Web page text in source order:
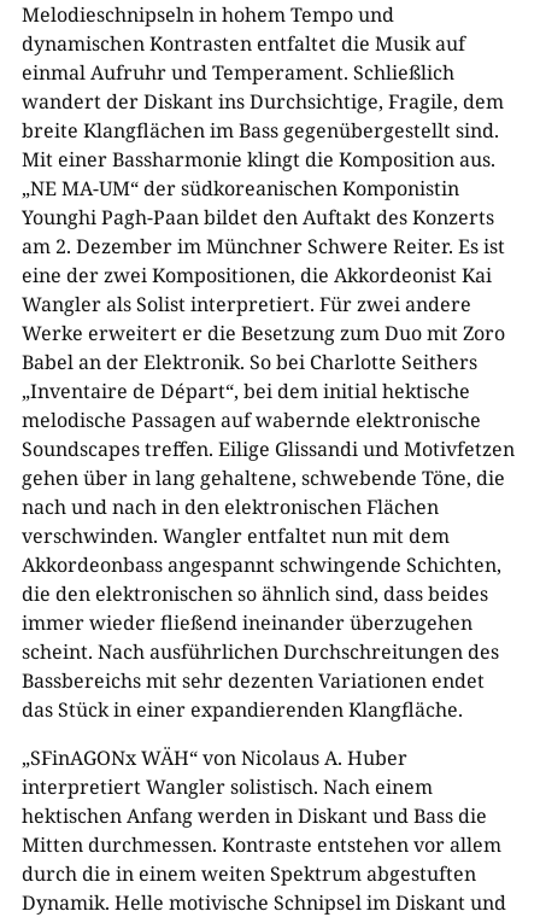
Melodieschnipseln in hohem Tempo und
dynamischen Kontrasten entfaltet die Musik auf
einmal Aufruhr und Temperament. Schließlich
wandert der Diskant ins Durchsichtige, Fragile, dem
breite Klangflächen im Bass gegenübergestellt sind.
Mit einer Bassharmonie klingt die Komposition aus.
„NE MA-UM“ der südkoreanischen Komponistin
Younghi Pagh-Paan bildet den Auftakt des Konzerts
am 2. Dezember im Münchner Schwere Reiter. Es ist
eine der zwei Kompositionen, die Akkordeonist Kai
Wangler als Solist interpretiert. Für zwei andere
Werke erweitert er die Besetzung zum Duo mit Zoro
Babel an der Elektronik. So bei Charlotte Seithers
„Inventaire de Départ“, bei dem initial hektische
melodische Passagen auf wabernde elektronische
Soundscapes treffen. Eilige Glissandi und Motivfetzen
gehen über in lang gehaltene, schwebende Töne, die
nach und nach in den elektronischen Flächen
verschwinden. Wangler entfaltet nun mit dem
Akkordeonbass angespannt schwingende Schichten,
die den elektronischen so ähnlich sind, dass beides
immer wieder fließend ineinander überzugehen
scheint. Nach ausführlichen Durchschreitungen des
Bassbereichs mit sehr dezenten Variationen endet
das Stück in einer expandierenden Klangfläche.
„SFinAGONx WÄH“ von Nicolaus A. Huber
interpretiert Wangler solistisch. Nach einem
hektischen Anfang werden in Diskant und Bass die
Mitten durchmessen. Kontraste entstehen vor allem
durch die in einem weiten Spektrum abgestuften
Dynamik. Helle motivische Schnipsel im Diskant und